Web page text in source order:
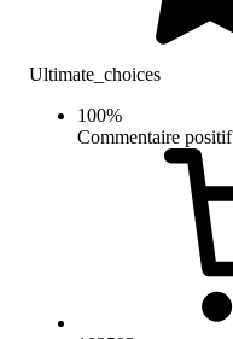
Ultimate_choices
100%
Commentaire positif